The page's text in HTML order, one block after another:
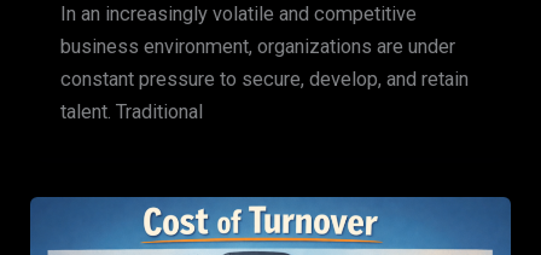
In an increasingly volatile and competitive
business environment, organizations are under
constant pressure to secure, develop, and retain
talent. Traditional